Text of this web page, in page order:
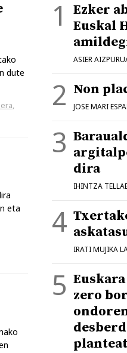
dute
,
eta
Ezker
Euskal
ASIER
Non
JOSE MARI
dira
IHINTZA
IRATI MUJIKA
zero